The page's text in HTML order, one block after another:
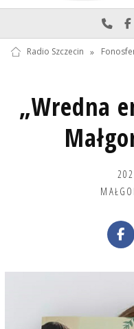
Radio Szczecin »
„Wredna